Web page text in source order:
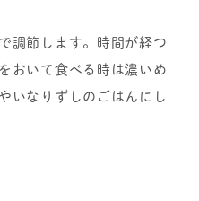
調節します。時間が経つ
おいて食べる時は濃いめ
いなりずしのごはんにし